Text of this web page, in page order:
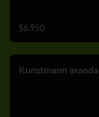
$6.950
Kunstmann